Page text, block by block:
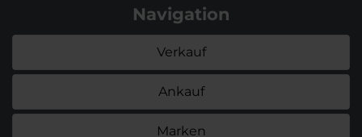
Navigation
Verkauf
Ankauf
Marken